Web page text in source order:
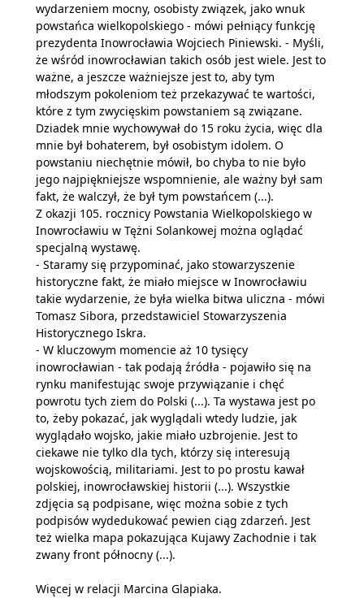
wydarzeniem mocny, osobisty związek, jako wnuk
powstańca wielkopolskiego - mówi pełniący funkcję
prezydenta Inowrocławia Wojciech Piniewski. - Myśli,
że wśród inowrocławian takich osób jest wiele. Jest to
ważne, a jeszcze ważniejsze jest to, aby tym
młodszym pokoleniom też przekazywać te wartości,
które z tym zwycięskim powstaniem są związane.
Dziadek mnie wychowywał do 15 roku życia, więc dla
mnie był bohaterem, był osobistym idolem. O
powstaniu niechętnie mówił, bo chyba to nie było
jego najpiękniejsze wspomnienie, ale ważny był sam
fakt, że walczył, że był tym powstańcem (...).
Z okazji 105. rocznicy Powstania Wielkopolskiego w
Inowrocławiu w Tężni Solankowej można oglądać
specjalną wystawę.
- Staramy się przypominać, jako stowarzyszenie
historyczne fakt, że miało miejsce w Inowrocławiu
takie wydarzenie, że była wielka bitwa uliczna - mówi
Tomasz Sibora, przedstawiciel Stowarzyszenia
Historycznego Iskra.
- W kluczowym momencie aż 10 tysięcy
inowrocławian - tak podają źródła - pojawiło się na
rynku manifestując swoje przywiązanie i chęć
powrotu tych ziem do Polski (...). Ta wystawa jest po
to, żeby pokazać, jak wyglądali wtedy ludzie, jak
wyglądało wojsko, jakie miało uzbrojenie. Jest to
ciekawe nie tylko dla tych, którzy się interesują
wojskowością, militariami. Jest to po prostu kawał
polskiej, inowrocławskiej historii (...). Wszystkie
zdjęcia są podpisane, więc można sobie z tych
podpisów wydedukować pewien ciąg zdarzeń. Jest
też wielka mapa pokazująca Kujawy Zachodnie i tak
zwany front północny (...).
Więcej w relacji Marcina Glapiaka.